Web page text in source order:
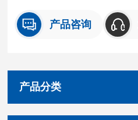
产品咨询
产品分类